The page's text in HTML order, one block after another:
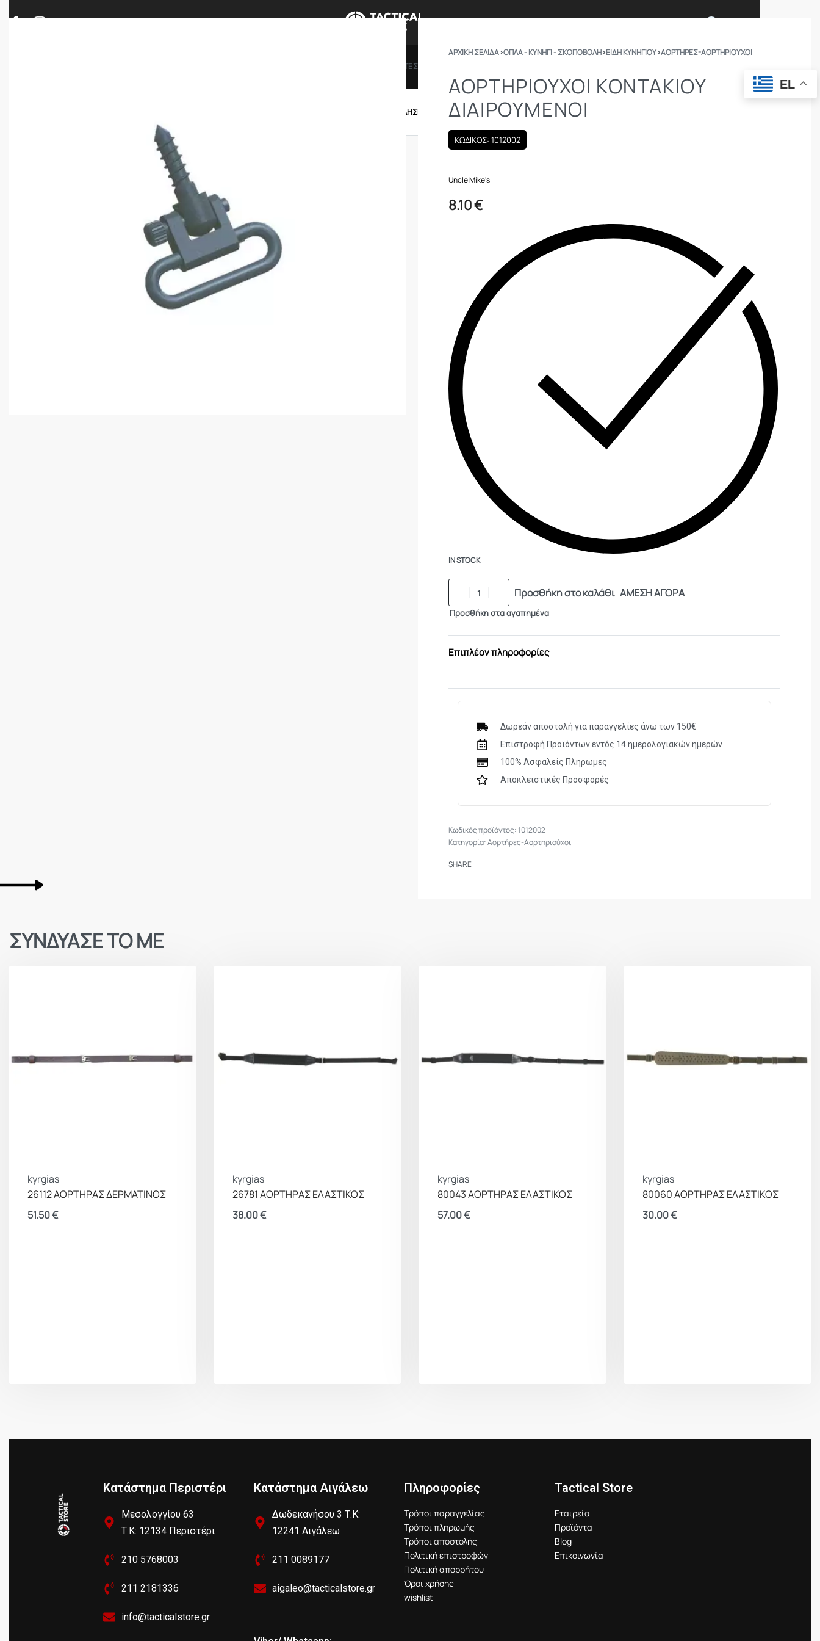
ΔΩΡΟΚΑΡΤΕΣ
ΕΝΔΥΣΗ – ΥΠΟΔΗΣΗ ΕΞΟΠΛΙΣΜΟΣ
ΑΡΧΙΚΉ ΣΕΛΊΔΑ›ΟΠΛΑ - ΚΥΝΗΓΙ - ΣΚΟΠΟΒΟΛΗ›ΕΙΔΗ ΚΥΝΗΓΙΟΥ›ΑΟΡΤΉΡΕΣ-ΑΟΡΤΗΡΙΟΎΧΟΙ
ΑΟΡΤΗΡΙΟΥΧΟΙ ΚΟΝΤΑΚΙΟΥ
ΔΙΑΙΡΟΥΜΕΝΟΙ
ΚΩΔΙΚΟΣ: 1012002
Uncle Mike's
8.10€
IN STOCK
Προσθήκη στο καλάθι ΑΜΕΣΗ ΑΓΟΡΑ
Προσθήκη στα αγαπημένα
Επιπλέον πληροφορίες
Δωρεάν αποστολή για παραγγελίες άνω των 150€
Επιστροφή Προϊόντων εντός 14 ημερολογιακών ημερών
100% Ασφαλείς Πληρωμες
Αποκλειστικές Προσφορές
1012002
Κατηγορία:Αορτήρες-Αορτηριούχοι
SHARE
ΣΥΝΔΥΑΣΕ ΤΟ ΜΕ
kyrgias
26112 ΑΟΡΤΗΡΑΣ ΔΕΡΜΑΤΙΝΟΣ
51.50€
kyrgias
26781 ΑΟΡΤΗΡΑΣ ΕΛΑΣΤΙΚΟΣ
38.00€
kyrgias
80043 ΑΟΡΤΗΡΑΣ ΕΛΑΣΤΙΚΟΣ
57.00€
kyrgias
80060 ΑΟΡΤΗΡΑΣ ΕΛΑΣΤΙΚΟΣ
30.00€
Κατάστημα Περιστέρι
Μεσολογγίου 63
Τ.Κ: 12134 Περιστέρι
210 5768003
211 2181336
info@tacticalstore.gr
Κατάστημα Αιγάλεω
Δωδεκανήσου 3 Τ.Κ:
12241 Αιγάλεω
211 0089177
aigaleo@tacticalstore.gr
Πληροφορίες
Τρόποι παραγγελίας
Τρόποι πληρωμής
Τρόποι αποστολής
Πολιτική επιστροφών
Πολιτική απορρήτου
Όροι χρήσης
wishlist
Tactical Store
Εταιρεία
Προϊόντα
Blog
Επικοινωνία
EL